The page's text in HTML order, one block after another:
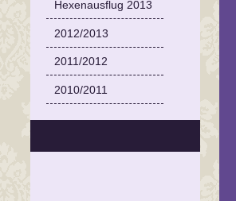
Hexenausflug 2013
2012/2013
2011/2012
2010/2011